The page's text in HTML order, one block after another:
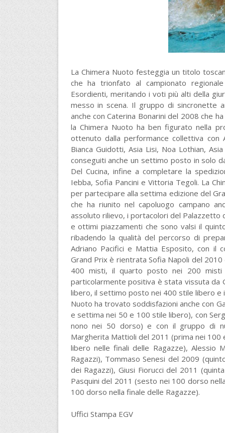
La Chimera Nuoto festeggia un titolo
che ha trionfato al campionato
Esordienti, meritando i voti più alti della
messo in scena. Il gruppo di sincronette
anche con Caterina Bonarini del 2008 che
la Chimera Nuoto ha ben figurato nella
ottenuto dalla performance collettiva con
Bianca Guidotti, Asia Lisi, Noa Lothian,
conseguiti anche un settimo posto in solo
Del Cucina, infine a completare la
Iebba, Sofia Pancini e Vittoria Tegoli. La
per partecipare alla settima edizione del
che ha riunito nel capoluogo campano
assoluto rilievo, i portacolori del
e ottimi piazzamenti che sono valsi il
ribadendo la qualità del percorso di
Adriano Pacifici e Mattia Esposito, con il
Grand Prix è rientrata Sofia Napoli del
400 misti, il quarto posto nei 200
particolarmente positiva è stata vissuta da
libero, il settimo posto nei 400 stile libero e
Nuoto ha trovato soddisfazioni anche con
e settima nei 50 e 100 stile libero), con
nono nei 50 dorso) e con il gruppo di
Margherita Mattioli del 2011 (prima nei
libero nelle finali delle Ragazze),
Ragazzi), Tommaso Senesi del 2009
dei Ragazzi), Giusi Fiorucci del 2011
Pasquini del 2011 (sesto nei 100 dorso
100 dorso nella finale delle Ragazze).
Uffici Stampa EGV